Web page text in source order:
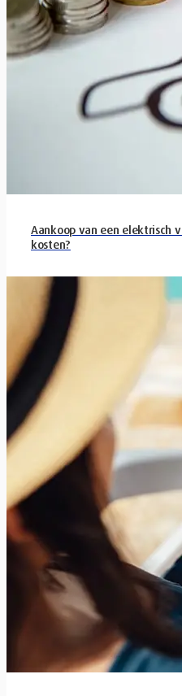
Aankoop van een elektrisch
kosten?